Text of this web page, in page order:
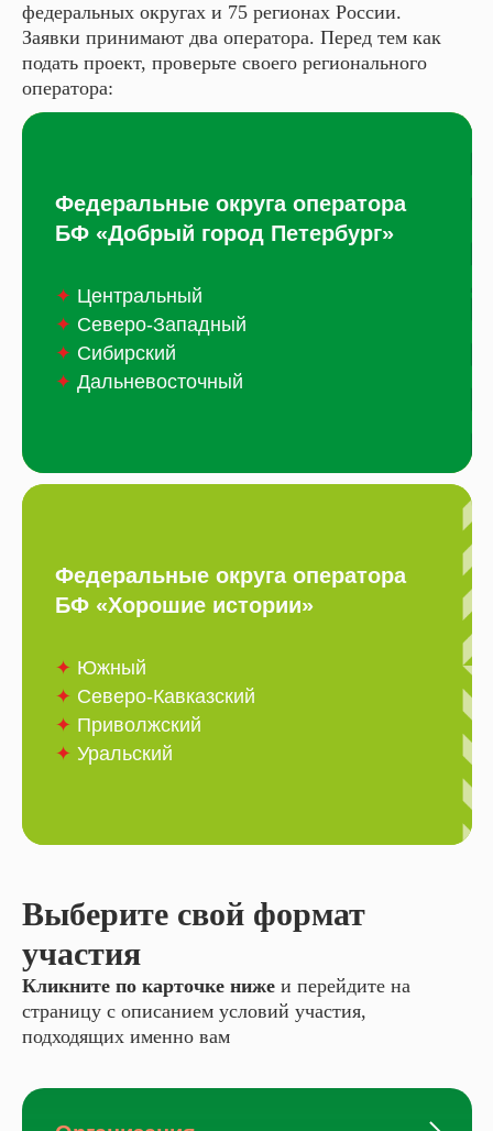
федеральных округах и 75 регионах России.
Заявки принимают два оператора. Перед тем как
подать проект, проверьте своего регионального
оператора:
Федеральные округа оператора
БФ «Добрый город Петербург»
✦ Центральный
✦ Северо-Западный
✦ Сибирский
✦ Дальневосточный
Федеральные округа оператора
БФ «Хорошие истории»
✦ Южный
✦ Северо-Кавказский
✦ Приволжский
✦ Уральский
Выберите свой формат
участия
Кликните по карточке ниже и перейдите на
страницу с описанием условий участия,
подходящих именно вам